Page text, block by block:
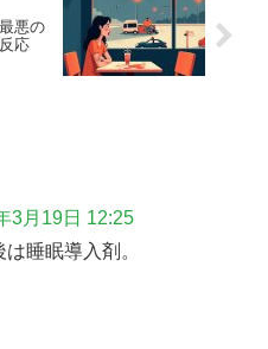
悪の
応
3月19日 12:25
睡眠導入剤。